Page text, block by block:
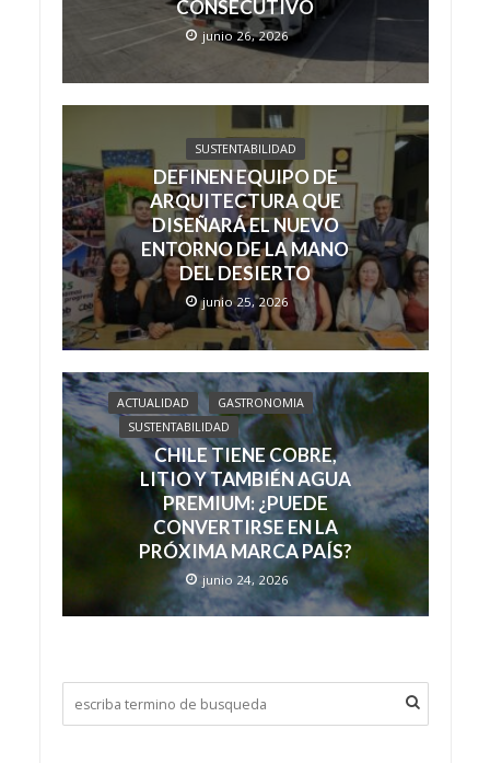
CONSECUTIVO
junio 26, 2026
SUSTENTABILIDAD
DEFINEN EQUIPO DE
ARQUITECTURA QUE
DISEÑARÁ EL NUEVO
ENTORNO DE LA MANO
DEL DESIERTO
junio 25, 2026
ACTUALIDAD
GASTRONOMIA
SUSTENTABILIDAD
CHILE TIENE COBRE,
LITIO Y TAMBIÉN AGUA
PREMIUM: ¿PUEDE
CONVERTIRSE EN LA
PRÓXIMA MARCA PAÍS?
junio 24, 2026